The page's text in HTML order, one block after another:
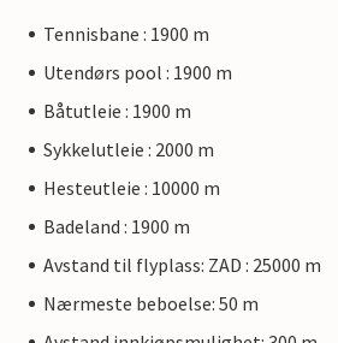
Tennisbane : 1900 m
Utendørs pool : 1900 m
Båtutleie : 1900 m
Sykkelutleie : 2000 m
Hesteutleie : 10000 m
Badeland : 1900 m
Avstand til flyplass: ZAD : 25000 m
Nærmeste beboelse: 50 m